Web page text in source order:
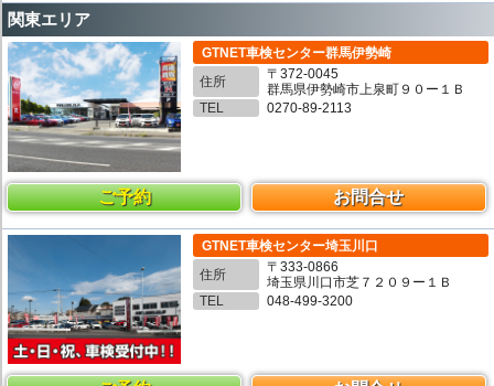
関東エリア
GTNET車検センター群馬伊勢崎
住所
〒372-0045
群馬県伊勢崎市上泉町９０ー１Ｂ
TEL
0270-89-2113
ご予約 お問合せ
GTNET車検センター埼玉川口
住所
〒333-0866
埼玉県川口市芝７２０９ー１Ｂ
TEL
048-499-3200